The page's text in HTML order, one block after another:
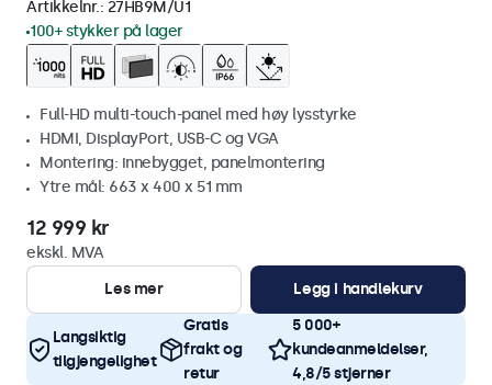
Artikkelnr.: 27HB9M/U1
100+ stykker på lager
Full-HD multi-touch-panel med høy lysstyrke
HDMI, DisplayPort, USB-C og VGA
Montering: innebygget, panelmontering
Ytre mål: 663 x 400 x 51 mm
12 999 kr
ekskl. MVA
Les mer
Legg i handlekurv
Langsiktig
tilgjengelighet
Gratis
frakt og
retur
5 000+
kundeanmeldelser,
4,8/5 stjerner